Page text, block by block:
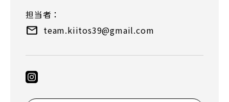
担当者：
team.kiitos39@gmail.com